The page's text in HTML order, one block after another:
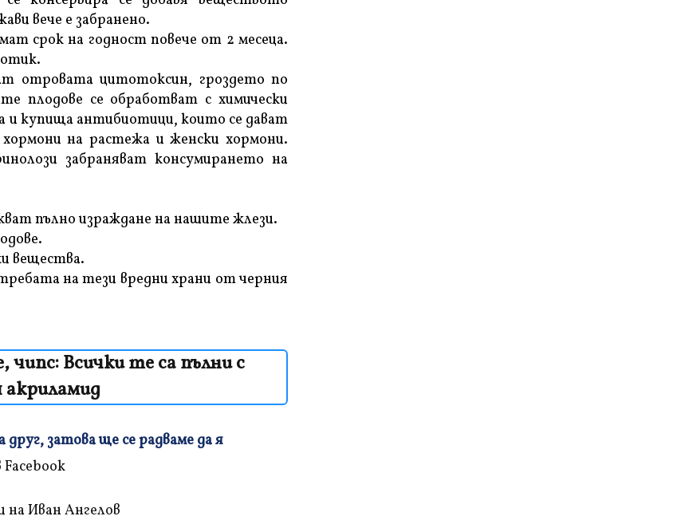
вече е забранено.
срок на годност повече от 2 месеца.
отровата цитотоксин, гроздето по
плодове се обработват с химически
и купища антибиотици, които се дават
на растежа и женски хормони.
забраняват консумирането на
пълно израждане на нашите жлези.
вещества.
на тези вредни храни от черния
чипс: Всички те са пълни с
акриламид
затова ще се радваме да я
Иван Ангелов